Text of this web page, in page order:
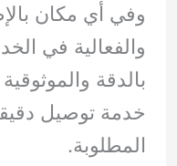
وفي أي مكان
والفعالية في
بالدقة
خدمة توصيل
المطلوبة.